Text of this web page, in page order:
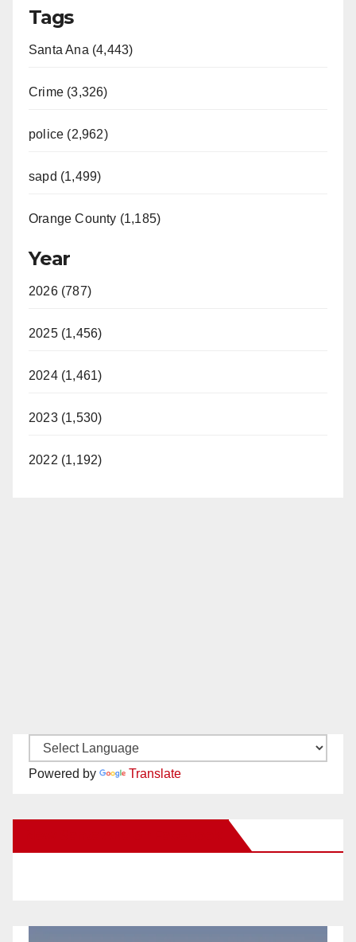
Tags
Santa Ana (4,443)
Crime (3,326)
police (2,962)
sapd (1,499)
Orange County (1,185)
Year
2026 (787)
2025 (1,456)
2024 (1,461)
2023 (1,530)
2022 (1,192)
Powered by Translate